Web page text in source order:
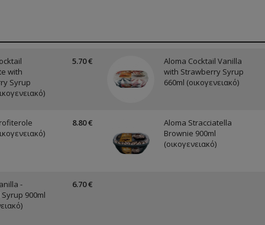
with
Syrup
5.70 €
Aloma Cocktail Vanilla
with Strawberry Syrup
660ml (οικογενειακό)
8.80 €
Aloma Stracciatella
Brownie 900ml
(οικογενειακό)
-
900ml
6.70 €